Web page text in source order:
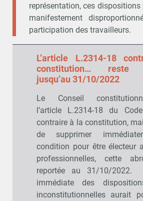
représentation, ces
manifestement
participation des travailleurs.
L’article L.2314-18
constitution… reste
jusqu’au 31/10/2022
Le Conseil
l’article L.2314-18 du
contraire à la constitution,
de supprimer
condition pour être électeur
professionnelles, cette
reportée au 31/10/2022.
immédiate des
inconstitutionnelles aurait